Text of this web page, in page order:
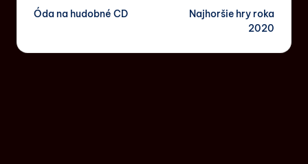
Óda na hudobné CD
Najhoršie hry roka
2020